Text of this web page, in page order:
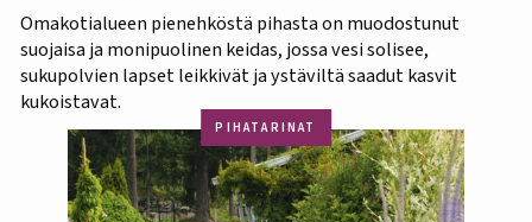
Omakotialueen pienehköstä pihasta on muodostunut
suojaisa ja monipuolinen keidas, jossa vesi solisee,
sukupolvien lapset leikkivät ja ystäviltä saadut kasvit
kukoistavat.
PIHATARINAT